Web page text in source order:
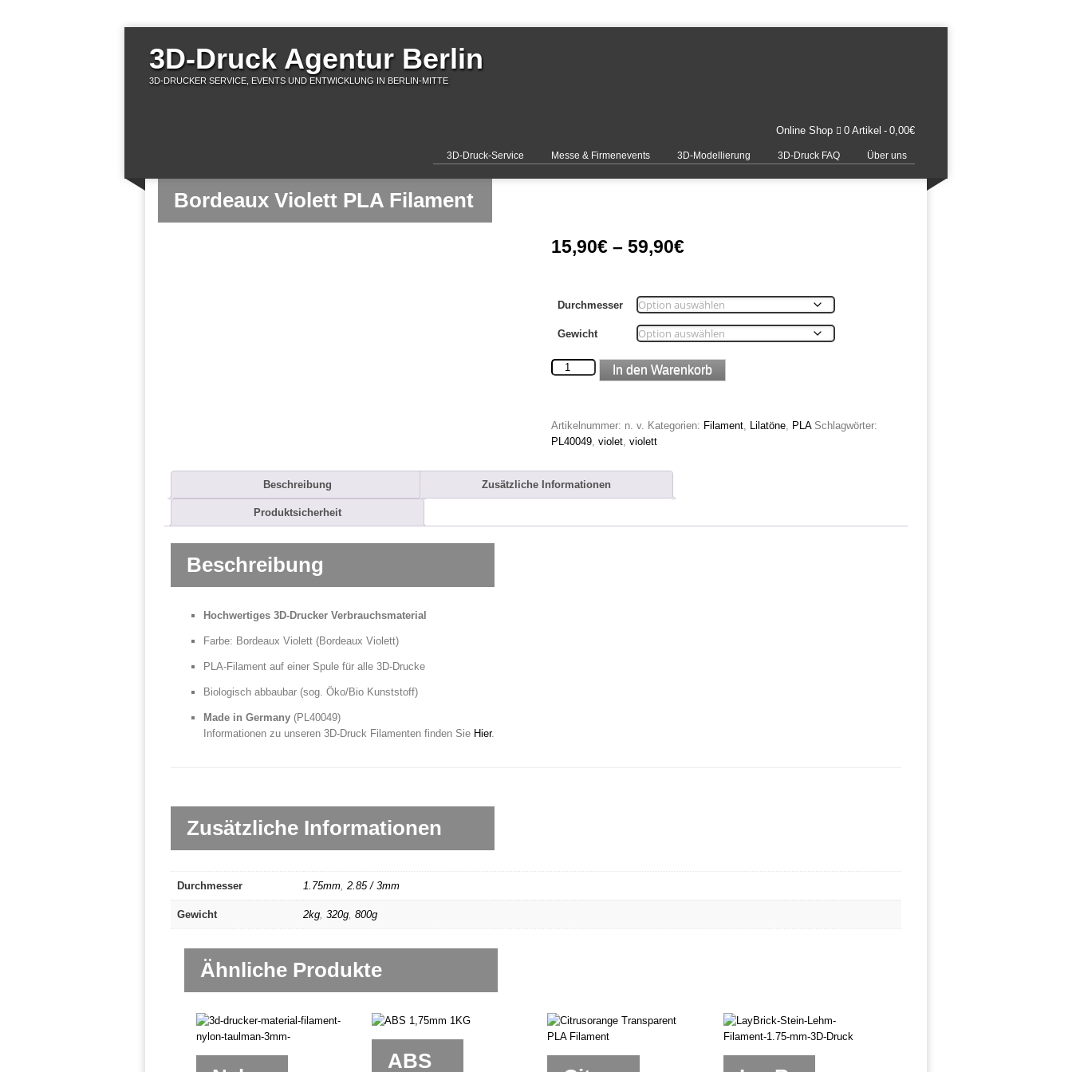
3D-Druck Agentur Berlin
3D-DRUCKER SERVICE, EVENTS UND ENTWICKLUNG IN BERLIN-MITTE
Online Shop 0 Artikel 0,00€
3D-Druck-Service Messe & Firmenevents 3D-Modellierung 3D-Druck FAQ Über uns
Bordeaux Violett PLA Filament
15,90€– 59,90€
Durchmesser
Gewicht
Bordeaux
Menge
In den Warenkorb
Artikelnummer: n. v. Kategorien: Filament, Lilatöne, PLA Schlagwörter:
PL40049, violet, violett
Beschreibung Zusätzliche Informationen
Produktsicherheit
Beschreibung
Hochwertiges 3D-Drucker Verbrauchsmaterial
Farbe: Bordeaux Violett (Bordeaux Violett)
PLA-Filament auf einer Spule für alle 3D-Drucke
Biologisch abbaubar (sog. Öko/Bio Kunststoff)
Made in Germany (PL40049)
Informationen zu unseren 3D-Druck Filamenten finden Sie Hier.
Zusätzliche Informationen
Durchmesser 1.75mm, 2.85 / 3mm
Gewicht 2kg, 320g, 800g
Ähnliche Produkte
ABS